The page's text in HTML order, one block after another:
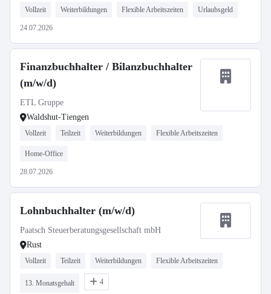
Vollzeit Weiterbildungen Flexible Arbeitszeiten Urlaubsgeld
24.07.2026
Finanzbuchhalter / Bilanzbuchhalter
(m/w/d)
ETL Gruppe
Waldshut-Tiengen
Vollzeit Teilzeit Weiterbildungen Flexible Arbeitszeiten
Home-Office
28.07.2026
Lohnbuchhalter (m/w/d)
Paatsch Steuerberatungsgesellschaft mbH
Rust
Vollzeit Teilzeit Weiterbildungen Flexible Arbeitszeiten
13. Monatsgehalt 4